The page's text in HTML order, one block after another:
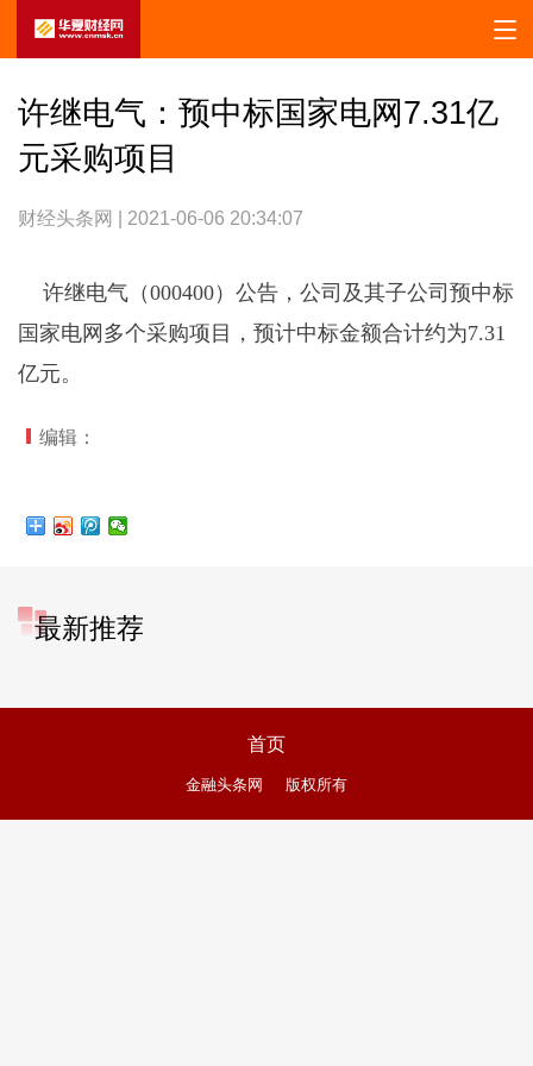
许继电气：预中标国家电网7.31亿
元采购项目
财经头条网 | 2021-06-06 20:34:07
许继电气（000400）公告，公司及其子公司预中标
国家电网多个采购项目，预计中标金额合计约为7.31
亿元。
编辑：
最新推荐
首页
金融头条网 版权所有